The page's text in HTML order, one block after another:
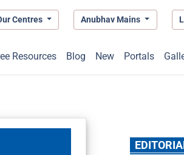
Centres Anubhav Mains
Resources Blog New Portals